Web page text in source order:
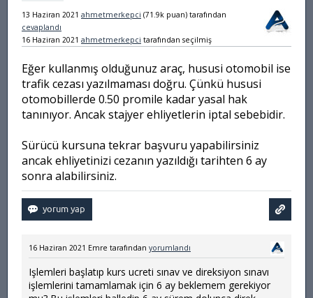
13 Haziran 2021 ahmetmerkepci (71.9k puan) tarafından
cevaplandı
16 Haziran 2021 ahmetmerkepci tarafından seçilmiş
Eğer kullanmış olduğunuz araç, hususi otomobil ise
trafik cezası yazılmaması doğru. Çünkü hususi
otomobillerde 0.50 promile kadar yasal hak
tanınıyor. Ancak stajyer ehliyetlerin iptal sebebidir.
Sürücü kursuna tekrar başvuru yapabilirsiniz
ancak ehliyetinizi cezanın yazıldığı tarihten 6 ay
sonra alabilirsiniz.
16 Haziran 2021 Emre tarafından yorumlandı
Işlemleri başlatıp kurs ucreti sınav ve direksiyon sınavı
işlemlerini tamamlamak için 6 ay beklemem gerekiyor